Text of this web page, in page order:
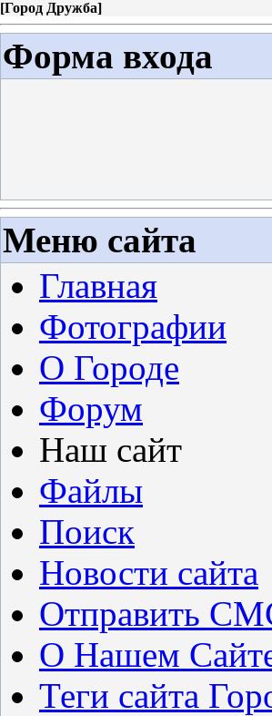
[Город Дружба]
Форма входа
Меню сайта
Главная
Фотографии
О Городе
Форум
Наш сайт
Файлы
Поиск
Новости сайта
Отправить
О Нашем
Теги сайта